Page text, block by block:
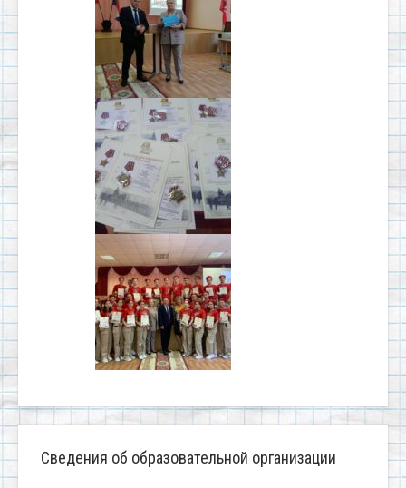
Сведения об образовательной организации